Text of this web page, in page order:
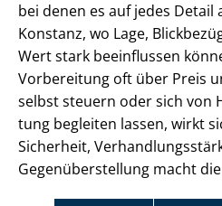
bei denen es auf jedes Detail
Konstanz, wo Lage,
Wert stark beeinflussen
Vorbereitung oft über Preis
selbst steuern oder sich von
tung begleiten lassen, wirkt
Sicherheit,
Ge­gen­über­stel­lung macht